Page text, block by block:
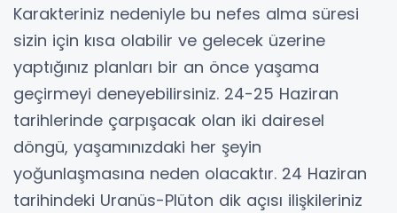
Karakteriniz nedeniyle bu nefes alma süresi
sizin için kısa olabilir ve gelecek üzerine
yaptığınız planları bir an önce yaşama
geçirmeyi deneyebilirsiniz. 24-25 Haziran
tarihlerinde çarpışacak olan iki dairesel
döngü, yaşamınızdaki her şeyin
yoğunlaşmasına neden olacaktır. 24 Haziran
tarihindeki Uranüs-Plüton dik açısı ilişkileriniz